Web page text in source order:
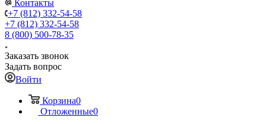
Контакты
+7 (812) 332-54-58
+7 (812) 332-54-58
8 (800) 500-78-35
Заказать звонок
Задать вопрос
Войти
Корзина0
Отложенные0